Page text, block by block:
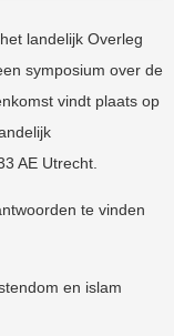
landelijk Overleg
symposium over de
vindt plaats op
AE Utrecht.
te vinden
en islam